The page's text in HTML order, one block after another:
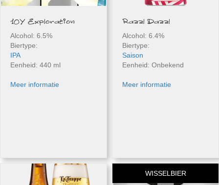
10Y Exploration
Alcohol: 6.5%
Biertype:
IPA
Eenheid: 440 ml
Meer informatie
Razzl Dazzl
Alcohol: 6.4%
Biertype:
Saison
Eenheid: Onbekend
Meer informatie
WISSELBIER